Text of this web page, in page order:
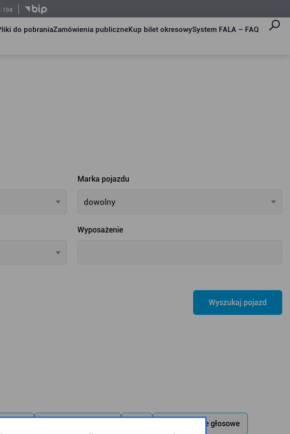
194
do pobraniaZamówienia publiczneKup bilet okresowySystem FALA – FAQ
Marka pojazdu
dowolny
Wyposażenie
zapowiadanie głosowe